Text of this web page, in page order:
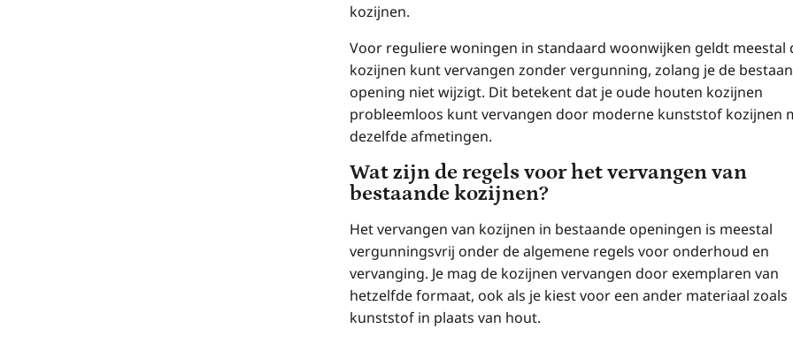
kozijnen.
Voor reguliere woningen in standaard woonwijken geldt meestal
kozijnen kunt vervangen zonder vergunning, zolang je de
opening niet wijzigt. Dit betekent dat je oude houten kozijnen
probleemloos kunt vervangen door moderne kunststof kozijnen
dezelfde afmetingen.
Wat zijn de regels voor het vervangen van
bestaande kozijnen?
Het vervangen van kozijnen in bestaande openingen is meestal
vergunningsvrij onder de algemene regels voor onderhoud en
vervanging. Je mag de kozijnen vervangen door exemplaren van
hetzelfde formaat, ook als je kiest voor een ander materiaal zoals
kunststof in plaats van hout.